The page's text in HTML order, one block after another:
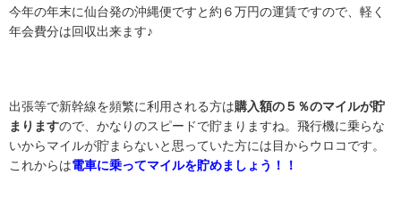
今年の年末に仙台発の沖縄便ですと約６万円の運賃ですので、軽く
年会費分は回収出来ます♪
出張等で新幹線を頻繁に利用される方は購入額の５％のマイルが貯
まりますので、かなりのスピードで貯まりますね。飛行機に乗らな
いからマイルが貯まらないと思っていた方には目からウロコです。
これからは電車に乗ってマイルを貯めましょう！！